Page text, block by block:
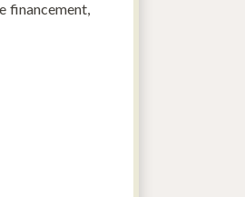
financement,